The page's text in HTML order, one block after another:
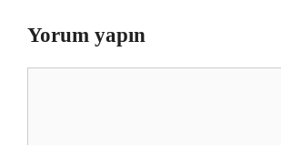
Yorum yapın